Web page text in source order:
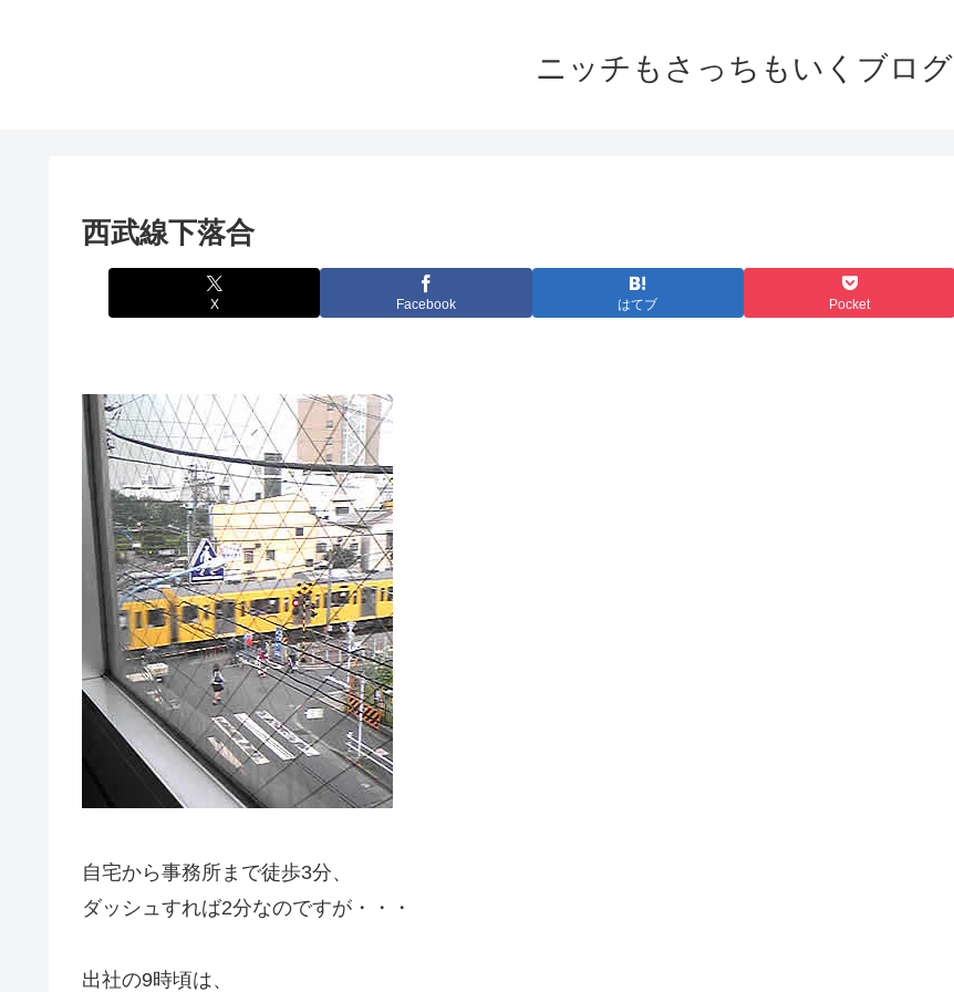
ニッチもさっちもいくブログ
西武線下落合
X Facebook はてブ Pocket
自宅から事務所まで徒歩3分、
ダッシュすれば2分なのですが・・・
出社の9時頃は、